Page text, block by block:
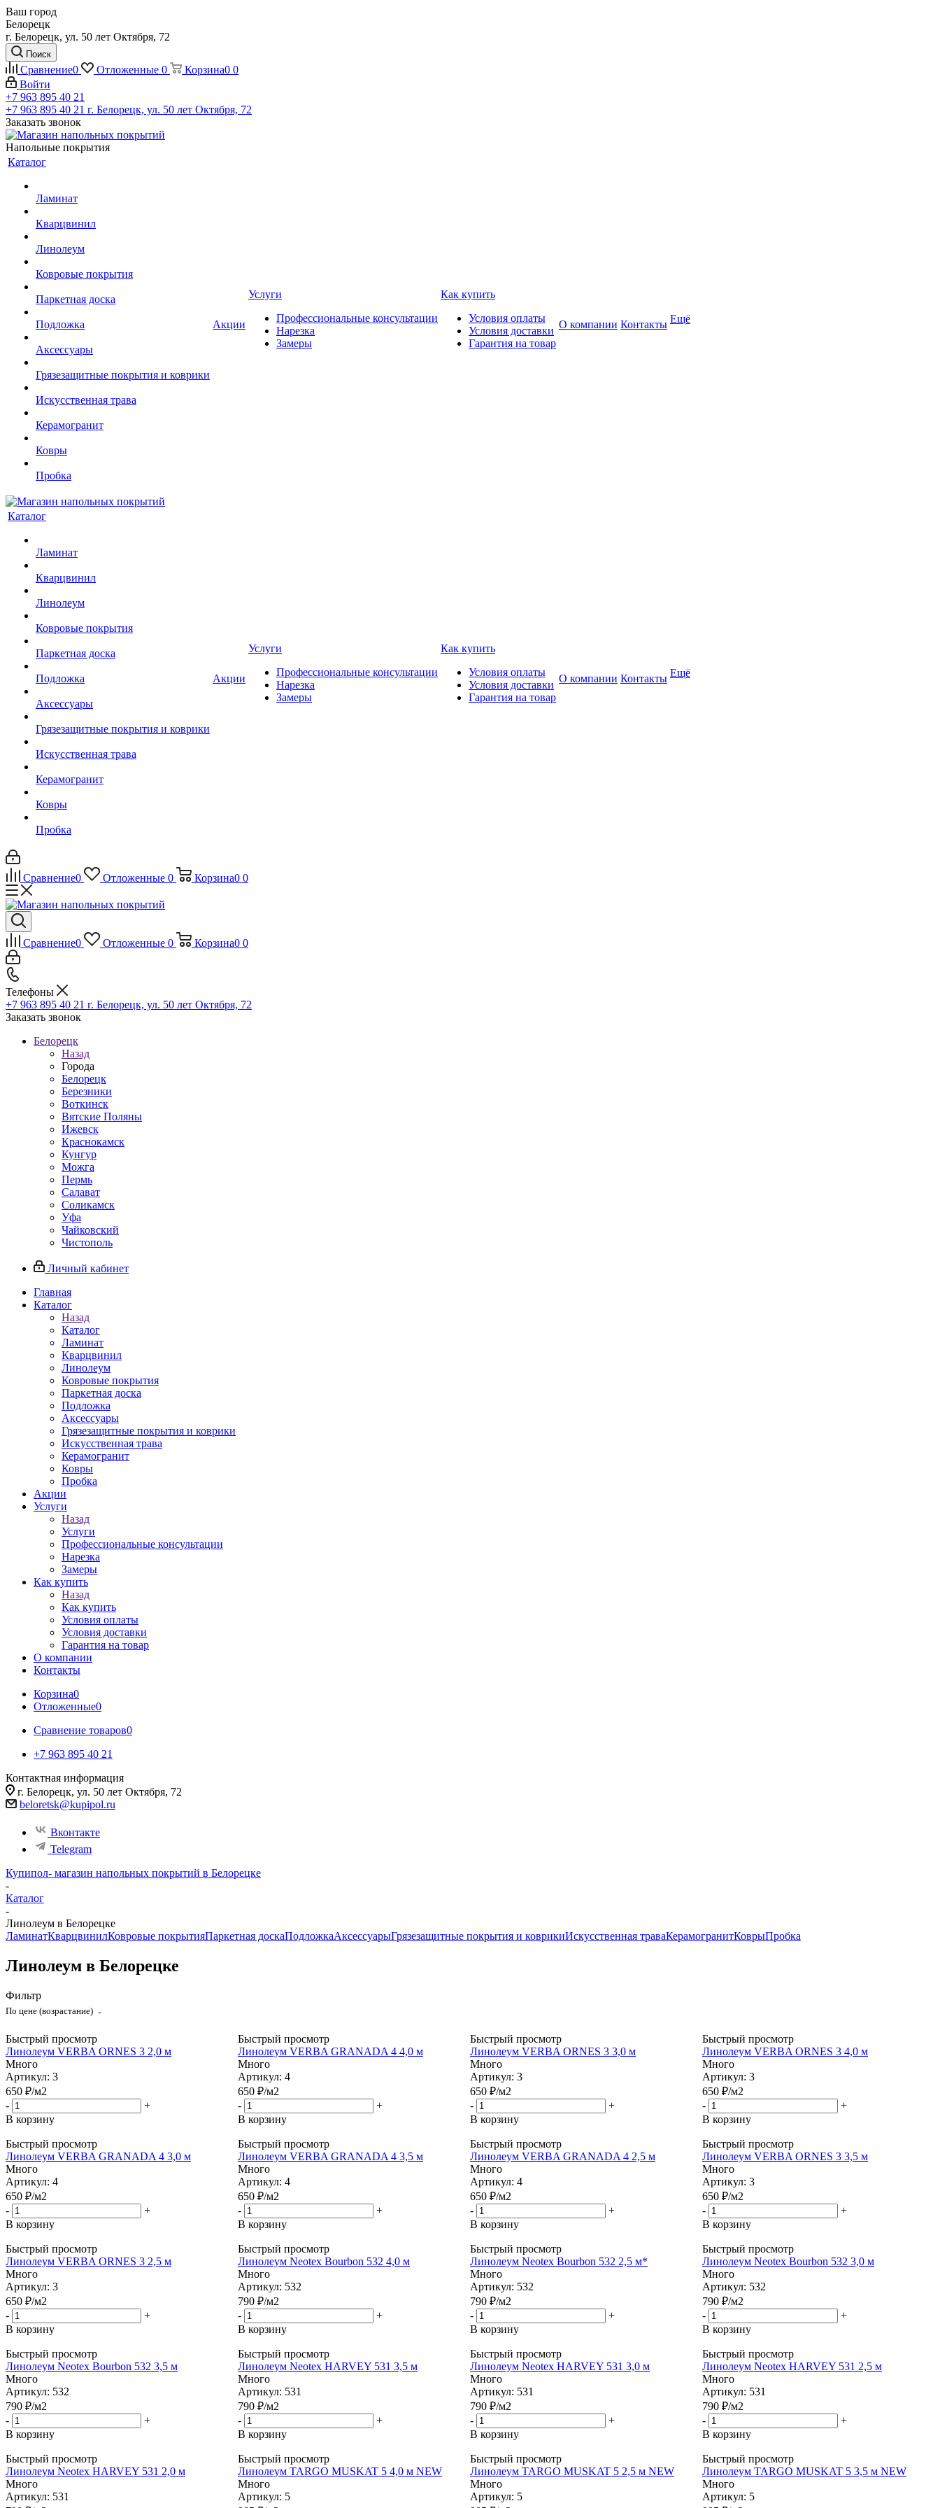
Ваш город
Белорецк
г. Белорецк, ул. 50 лет Октября, 72
Поиск
Сравнение0 Отложенные 0 Корзина0 0
Войти
+7 963 895 40 21
+7 963 895 40 21 г. Белорецк, ул. 50 лет Октября, 72
Заказать звонок
Напольные покрытия
Каталог
Ламинат
Кварцвинил
Линолеум
Ковровые покрытия
Паркетная доска
Подложка
Аксессуары
Грязезащитные покрытия и коврики
Искусственная трава
Керамогранит
Ковры
Пробка
Акции
Услуги
Профессиональные консультации
Нарезка
Замеры
Как купить
Условия оплаты
Условия доставки
Гарантия на товар
О компании Контакты Ещё
Каталог
Ламинат
Кварцвинил
Линолеум
Ковровые покрытия
Паркетная доска
Подложка
Аксессуары
Грязезащитные покрытия и коврики
Искусственная трава
Керамогранит
Ковры
Пробка
Акции
Услуги
Профессиональные консультации
Нарезка
Замеры
Как купить
Условия оплаты
Условия доставки
Гарантия на товар
О компании Контакты Ещё
Сравнение0 Отложенные 0 Корзина0 0
Сравнение0 Отложенные 0 Корзина0 0
Телефоны
+7 963 895 40 21 г. Белорецк, ул. 50 лет Октября, 72
Заказать звонок
Белорецк
Назад
Города
Белорецк
Березники
Воткинск
Вятские Поляны
Ижевск
Краснокамск
Кунгур
Можга
Пермь
Салават
Соликамск
Уфа
Чайковский
Чистополь
Личный кабинет
Главная
Каталог
Назад
Каталог
Ламинат
Кварцвинил
Линолеум
Ковровые покрытия
Паркетная доска
Подложка
Аксессуары
Грязезащитные покрытия и коврики
Искусственная трава
Керамогранит
Ковры
Пробка
Акции
Услуги
Назад
Услуги
Профессиональные консультации
Нарезка
Замеры
Как купить
Назад
Как купить
Условия оплаты
Условия доставки
Гарантия на товар
О компании
Контакты
Корзина0
Отложенные0
Сравнение товаров0
+7 963 895 40 21
Контактная информация
г. Белорецк, ул. 50 лет Октября, 72
beloretsk@kupipol.ru
Вконтакте
Telegram
Купипол- магазин напольных покрытий в Белорецке
-
Каталог
-
Линолеум в Белорецке
ЛаминатКварцвинилКовровые покрытияПаркетная доскаПодложкаАксессуарыГрязезащитные покрытия и коврикиИскусственная траваКерамогранитКоврыПробка
Линолеум в Белорецке
Фильтр
По цене (возрастание)
Быстрый просмотр
Линолеум VERBA ORNES 3 2,0 м
Много
Артикул: 3
650 ₽/м2
-
+
В корзину
Быстрый просмотр
Линолеум VERBA GRANADA 4 4,0 м
Много
Артикул: 4
650 ₽/м2
-
+
В корзину
Быстрый просмотр
Линолеум VERBA ORNES 3 3,0 м
Много
Артикул: 3
650 ₽/м2
-
+
В корзину
Быстрый просмотр
Линолеум VERBA ORNES 3 4,0 м
Много
Артикул: 3
650 ₽/м2
-
+
В корзину
Быстрый просмотр
Линолеум VERBA GRANADA 4 3,0 м
Много
Артикул: 4
650 ₽/м2
-
+
В корзину
Быстрый просмотр
Линолеум VERBA GRANADA 4 3,5 м
Много
Артикул: 4
650 ₽/м2
-
+
В корзину
Быстрый просмотр
Линолеум VERBA GRANADA 4 2,5 м
Много
Артикул: 4
650 ₽/м2
-
+
В корзину
Быстрый просмотр
Линолеум VERBA ORNES 3 3,5 м
Много
Артикул: 3
650 ₽/м2
-
+
В корзину
Быстрый просмотр
Линолеум VERBA ORNES 3 2,5 м
Много
Артикул: 3
650 ₽/м2
-
+
В корзину
Быстрый просмотр
Линолеум Neotex Bourbon 532 4,0 м
Много
Артикул: 532
790 ₽/м2
-
+
В корзину
Быстрый просмотр
Линолеум Neotex Bourbon 532 2,5 м*
Много
Артикул: 532
790 ₽/м2
-
+
В корзину
Быстрый просмотр
Линолеум Neotex Bourbon 532 3,0 м
Много
Артикул: 532
790 ₽/м2
-
+
В корзину
Быстрый просмотр
Линолеум Neotex Bourbon 532 3,5 м
Много
Артикул: 532
790 ₽/м2
-
+
В корзину
Быстрый просмотр
Линолеум Neotex HARVEY 531 3,5 м
Много
Артикул: 531
790 ₽/м2
-
+
В корзину
Быстрый просмотр
Линолеум Neotex HARVEY 531 3,0 м
Много
Артикул: 531
790 ₽/м2
-
+
В корзину
Быстрый просмотр
Линолеум Neotex HARVEY 531 2,5 м
Много
Артикул: 531
790 ₽/м2
-
+
В корзину
Быстрый просмотр
Линолеум Neotex HARVEY 531 2,0 м
Много
Артикул: 531
Быстрый просмотр
Линолеум TARGO MUSKAT 5 4,0 м NEW
Много
Артикул: 5
Быстрый просмотр
Линолеум TARGO MUSKAT 5 2,5 м NEW
Много
Артикул: 5
Быстрый просмотр
Линолеум TARGO MUSKAT 5 3,5 м NEW
Много
Артикул: 5